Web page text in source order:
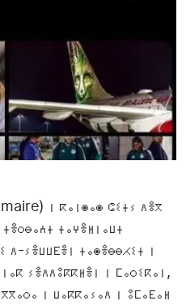
ⵏ ⴽⴰⵏⵙⴰⵙ ⵛⵉⵜⵢ ⴷⴻⴳ
ⵜⴰⵖⴻⵍⵏⴰⵡⵜ
ⴷ-ⵢⴻⵡⵡⴹⴻⵏ ⵜⴰⵙⴻⴱⴱⵃⵉⵜ ⵏ
ⵢⴻⴷⴷⵓⴽⴽⵍⴻⵏ ⵏ ⵎⴰⵔⵉⴽⴰⵏ,
ⵏ ⵡⴰⴽⴽⴰⵢⴰⴷ ⵏ ⵓⵎⴰⴹⴰⵍ